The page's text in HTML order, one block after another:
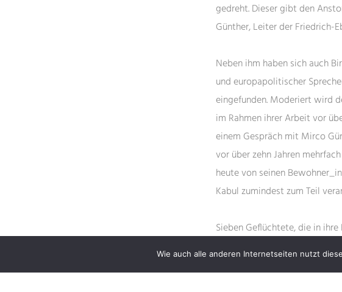
gedreht. Dieser gibt den
Günther, Leiter der Friedrich-
Neben ihm haben sich auch
und europapolitischer
eingefunden. Moderiert wird
im Rahmen ihrer Arbeit vor
einem Gespräch mit Mirco
vor über zehn Jahren
heute von seinen
Kabul zumindest zum Teil
Sieben Geflüchtete, die in
Geschichten. Sie berichten
auch von dem Traum, sich
Wie auch alle anderen Internetseiten nutzt